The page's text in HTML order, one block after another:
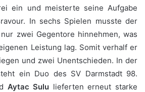
ein und meisterte seine Aufgabe
In sechs Spielen musste der
zwei Gegentore hinnehmen, was
Leistung lag. Somit verhalf er
und zwei Unentschieden. In der
ein Duo des SV Darmstadt 98.
Aytac Sulu lieferten erneut starke